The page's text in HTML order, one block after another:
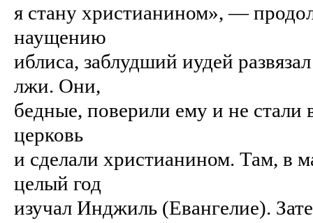
я стану христианином», —
наущению
иблиса, заблудший иудей
лжи. Они,
бедные, поверили ему и не стали
церковь
и сделали христианином. Там, в
целый год
изучал Инджиль (Евангелие).